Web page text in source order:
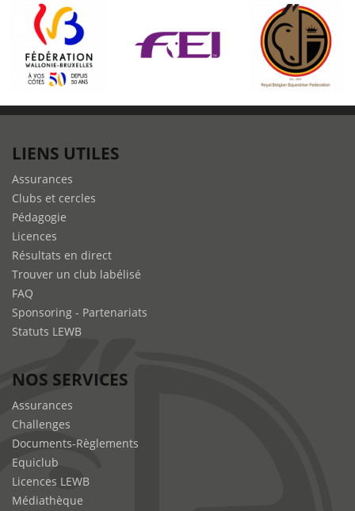
LIENS UTILES
Assurances
Clubs et cercles
Pédagogie
Licences
Résultats en direct
Trouver un club labélisé
FAQ
Sponsoring - Partenariats
Statuts LEWB
NOS SERVICES
Assurances
Challenges
Documents-Règlements
Equiclub
Licences LEWB
Médiathèque